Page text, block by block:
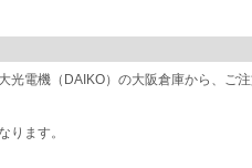
電機（DAIKO）の大阪倉庫から、ご注
ります。